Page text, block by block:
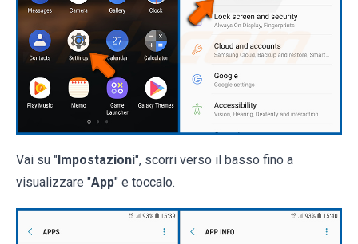
Vai su " Impostazioni", scorri verso il basso fino a
visualizzare "App" e toccalo.